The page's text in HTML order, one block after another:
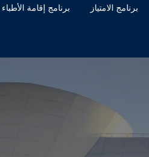
برنامج الامتياز برنامج إقامة الأطباء